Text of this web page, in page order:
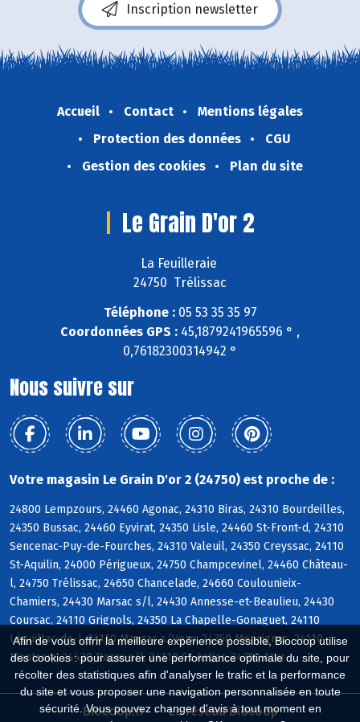
Afin de vous offrir la meilleure expérience possible, Biocoop utilise
des cookies : pour assurer une performance optimale du site, pour
récolter des statistiques afin d'analyser le trafic et la performance
du site et vous proposer une navigation personnalisée en toute
sécurité. Vous pouvez changer d'avis à tout moment en
Inscription newsletter
Accueil Contact
Mentions légales
Protection des données
CGU
Gestion des cookies
Plan du site
Le Grain D'or 2
La Feuilleraie
24750 Trélissac
Téléphone :05 53 35 35 97
Coordonnées GPS : 45,1879241965596 ° ,
0,76182300314942 °
Nous suivre sur
Votre magasin Le Grain D'or 2 (24750) est proche de :
24800 Lempzours, 24460 Agonac, 24310 Biras, 24310 Bourdeilles,
24350 Bussac, 24460 Eyvirat, 24350 Lisle, 24460 St-Front-d, 24310
Sencenac-Puy-de-Fourches, 24310 Valeuil, 24350 Creyssac, 24110
St-Aquilin, 24000 Périgueux, 24750 Champcevinel, 24460 Château-
l, 24750 Trélissac, 24650 Chancelade, 24660 Coulounieix-
Chamiers, 24430 Marsac s/l, 24430 Annesse-et-Beaulieu, 24430
Coursac, 24110 Grignols, 24350 La Chapelle-Gonaguet, 24110
Léguillac-de-l, 24110 Manzac s/Vern, 24350 Mensignac, 24110
Montrem, 24430 Razac s/l, 24110 St-Astier, 24750 Atur
Biocoop.fr Le réseau Biocoop